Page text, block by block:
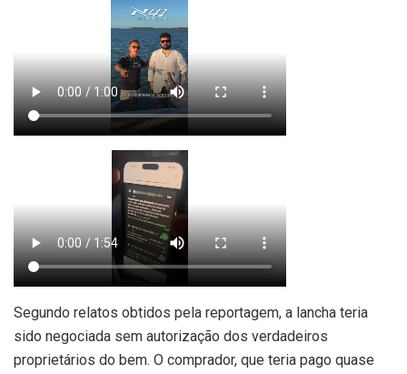
Segundo relatos obtidos pela reportagem, a lancha teria
sido negociada sem autorização dos verdadeiros
proprietários do bem. O comprador, que teria pago quase